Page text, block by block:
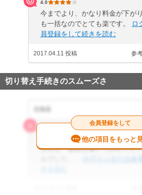
4.0
今までより、かなり料金が下が
も一括なのでとても楽です。
ロ
員登録をして続きを読む
2017.04.11 投稿 参
切り替え手続きのスムーズさ
手続きも簡単で、工事に来た人
を伝え、書類を書いて終わりと
他の項目をもっと
会員登録をして